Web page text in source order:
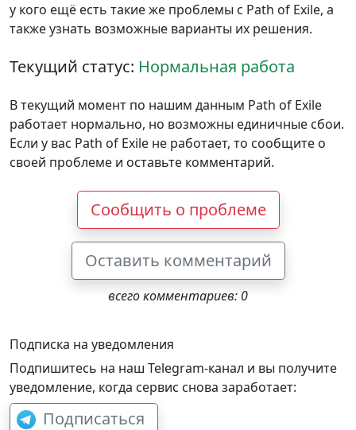
у кого ещё есть такие же проблемы с Path of Exile, а
также узнать возможные варианты их решения.
Текущий статус: Нормальная работа
В текущий момент по нашим данным Path of Exile
работает нормально, но возможны единичные сбои.
Если у вас Path of Exile не работает, то сообщите о
своей проблеме и оставьте комментарий.
Сообщить о проблеме
Оставить комментарий
всего комментариев: 0
Подписка на уведомления
Подпишитесь на наш Telegram-канал и вы получите
уведомление, когда сервис снова заработает:
Подписаться